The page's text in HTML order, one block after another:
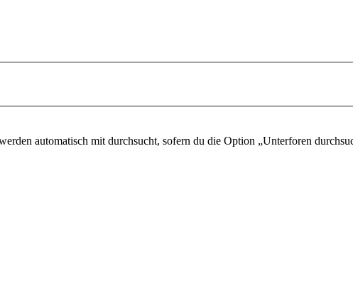
automatisch mit durchsucht, sofern du die Option „Unterforen